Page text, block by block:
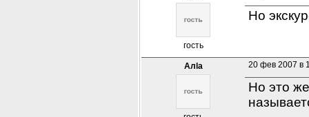
гость
Но
Алla 20 фев 2007 в
Но это